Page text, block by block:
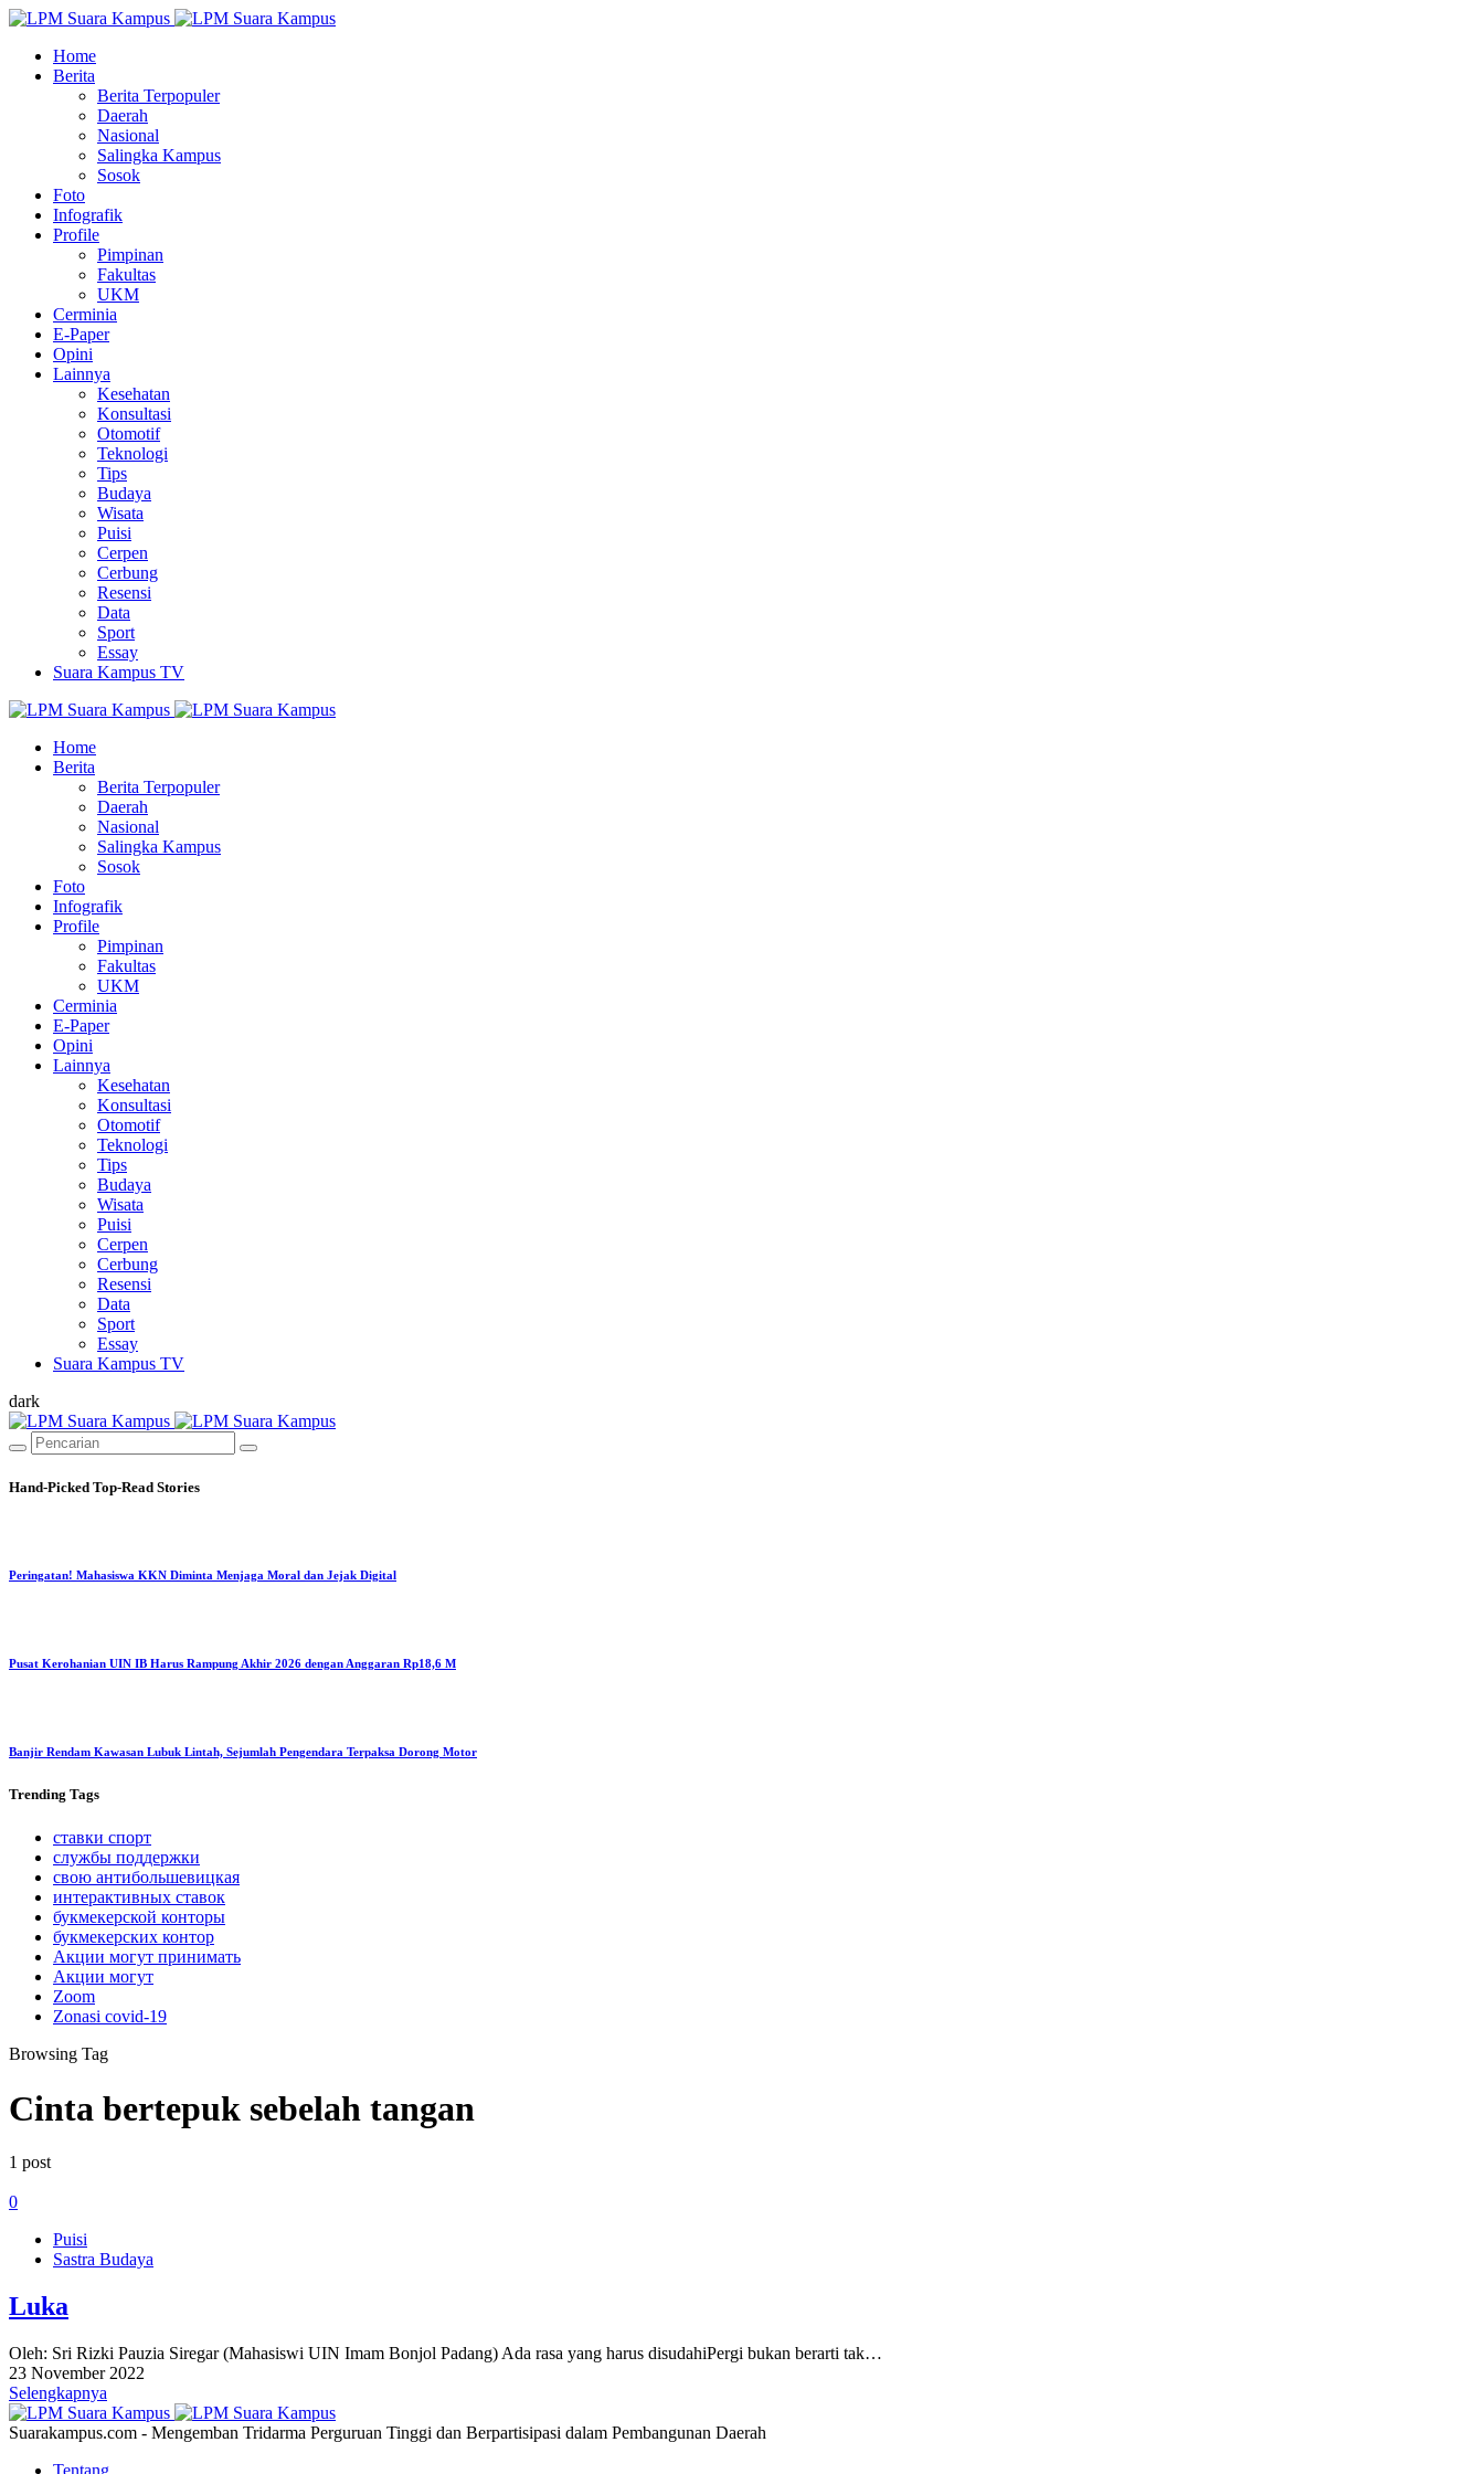
Home
Berita
Berita Terpopuler
Daerah
Nasional
Salingka Kampus
Sosok
Foto
Infografik
Profile
Pimpinan
Fakultas
UKM
Cerminia
E-Paper
Opini
Lainnya
Kesehatan
Konsultasi
Otomotif
Teknologi
Tips
Budaya
Wisata
Puisi
Cerpen
Cerbung
Resensi
Data
Sport
Essay
Suara Kampus TV
Home
Berita
Berita Terpopuler
Daerah
Nasional
Salingka Kampus
Sosok
Foto
Infografik
Profile
Pimpinan
Fakultas
UKM
Cerminia
E-Paper
Opini
Lainnya
Kesehatan
Konsultasi
Otomotif
Teknologi
Tips
Budaya
Wisata
Puisi
Cerpen
Cerbung
Resensi
Data
Sport
Essay
Suara Kampus TV
dark
Hand-Picked Top-Read Stories
Peringatan! Mahasiswa KKN Diminta Menjaga Moral dan Jejak Digital
Pusat Kerohanian UIN IB Harus Rampung Akhir 2026 dengan Anggaran Rp18,6 M
Banjir Rendam Kawasan Lubuk Lintah, Sejumlah Pengendara Terpaksa Dorong Motor
Trending Tags
ставки спорт
службы поддержки
свою антибольшевицкая
интерактивных ставок
букмекерской конторы
букмекерских контор
Акции могут принимать
Акции могут
Zoom
Zonasi covid-19
Browsing Tag
Cinta bertepuk sebelah tangan
1 post
0
Puisi
Sastra Budaya
Luka
Oleh: Sri Rizki Pauzia Siregar (Mahasiswi UIN Imam Bonjol Padang) Ada rasa yang harus disudahiPergi bukan berarti tak…
23 November 2022
Selengkapnya
Suarakampus.com - Mengemban Tridarma Perguruan Tinggi dan Berpartisipasi dalam Pembangunan Daerah
Tentang